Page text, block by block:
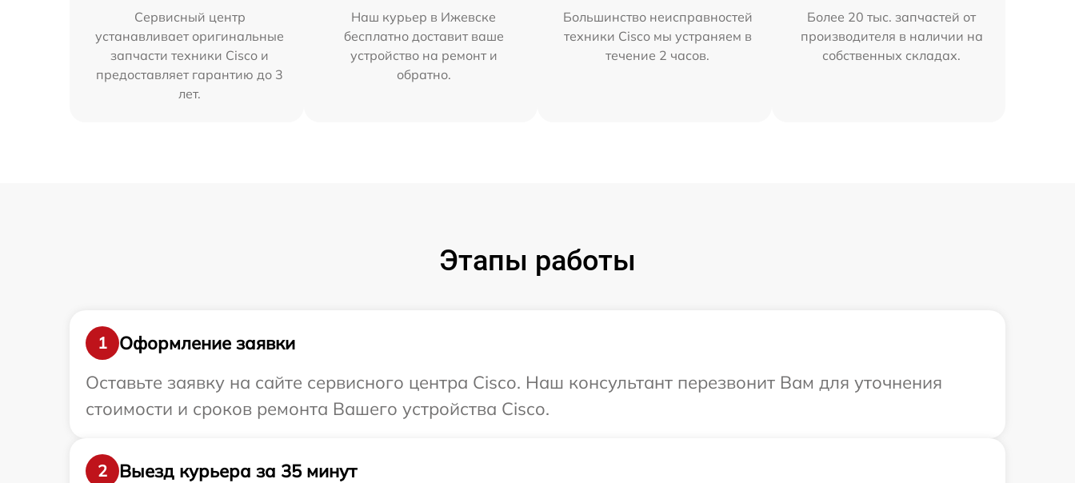
Сервисный центр
устанавливает оригинальные
запчасти техники Cisco и
предоставляет гарантию до 3
лет.
Наш курьер в Ижевске
бесплатно доставит ваше
устройство на ремонт и
обратно.
Большинство неисправностей
техники Cisco мы устраняем в
течение 2 часов.
Более 20 тыс. запчастей от
производителя в наличии на
собственных складах.
Этапы работы
1
Оформление заявки
Оставьте заявку на сайте сервисного центра Cisco. Наш консультант перезвонит Вам для уточнения
стоимости и сроков ремонта Вашего устройства Cisco.
2
Выезд курьера за 35 минут